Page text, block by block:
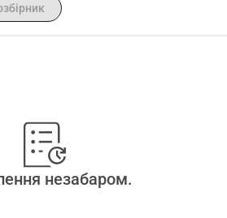
незабаром.